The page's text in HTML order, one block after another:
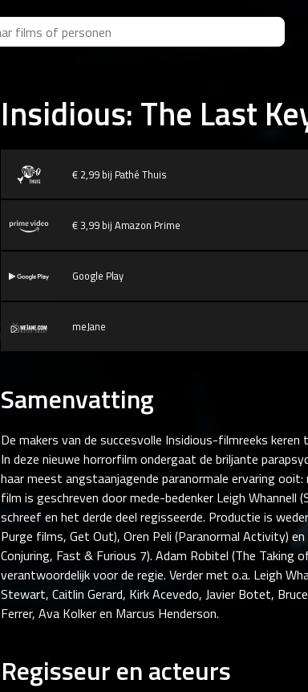
Insidious: The Last
€ 2,99 bij Pathé Thuis
€ 3,99 bij Amazon Prime
Google Play
meJane
Samenvatting
De makers van de succesvolle Insidious-filmreeks
In deze nieuwe horrorfilm ondergaat de briljante
haar meest angstaanjagende paranormale ervaring ooit:
film is geschreven door mede-bedenker Leigh Whannell
schreef en het derde deel regisseerde. Productie is
Purge films, Get Out), Oren Peli (Paranormal Activity)
Conjuring, Fast & Furious 7). Adam Robitel (The Taking
verantwoordelijk voor de regie. Verder met o.a. Leigh
Stewart, Caitlin Gerard, Kirk Acevedo, Javier Botet,
Ferrer, Ava Kolker en Marcus Henderson.
Regisseur en acteurs